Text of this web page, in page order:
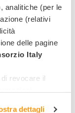
analitiche (per le
(relativi
delle pagine
Italy
di revocare il
dettagli